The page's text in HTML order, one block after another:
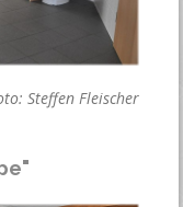
Steffen Fleischer